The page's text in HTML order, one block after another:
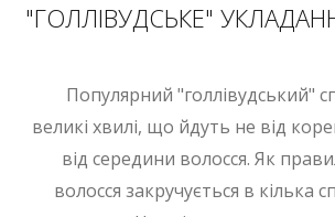
"ГОЛЛІВУДСЬКЕ"
Популярний "голлівудський"
великі хвилі, що йдуть не від
від середини волосся. Як
волосся закручується в кілька